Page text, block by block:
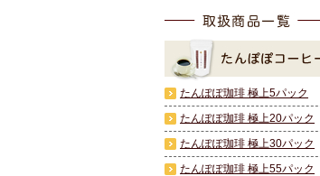
たんぽぽ珈琲 極上5パック
たんぽぽ珈琲 極上20パック
たんぽぽ珈琲 極上30パック
たんぽぽ珈琲 極上55パック